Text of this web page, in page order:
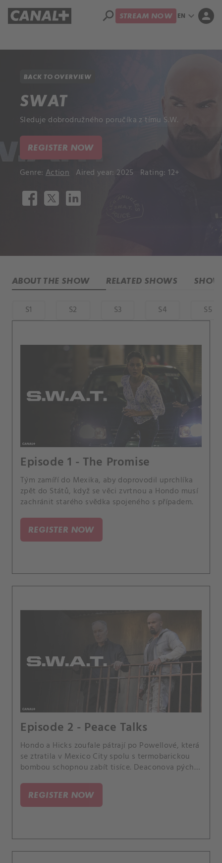
search STREAM NOW EN expand_more person
BACK TO OVERVIEW
SWAT
Sleduje dobrodružného poručíka z tímu S.W.
REGISTER NOW
Genre: Action Aired year: 2025 Rating: 12+
ABOUT THE SHOW RELATED SHOWS
S1 S2 S3 S4 S5
Episode 1 - The Promise
Tým zamíří do Mexika, aby doprovodil uprchlíka
zpět do Států, když se věci zvrtnou a Hondo musí
zachránit starého svědka spojeného s případem.
REGISTER NOW
Episode 2 - Peace Talks
Hondo a Hicks zoufale pátrají po Powellové, která
se ztratila v Mexico City spolu s termobarickou
bombou schopnou zabít tisíce. Deaconova pýcha
REGISTER NOW